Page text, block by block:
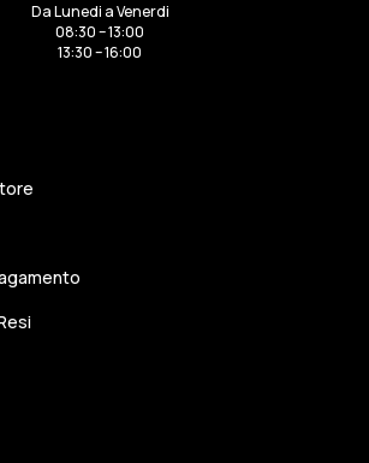
Da Lunedi a Venerdi
08:30 – 13:00
13:30 – 16:00